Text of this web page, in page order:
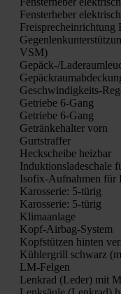
Fens­ter­he­ber
Frei­sprech­ein­rich­tung
VSM)
Gepäck-/
Geschwin­dig­keits-
Getrie­be 6‑Gang
Getrie­be 6‑Gang
Geträn­ke­hal­ter vorn
Gurt­straf­fer
Heck­schei­be heiz­bar
Induk­ti­ons­la­de­scha­le
Iso­fix-Auf­nah­men für
Karos­se­rie: 5‑türig
Karos­se­rie: 5‑türig
Kli­ma­an­la­ge
Kopf-Air­bag-Sys­tem
Kopf­stüt­zen hin­ten
Küh­ler­grill schwarz
LM-Fel­gen
Lenk­rad (Leder) mit